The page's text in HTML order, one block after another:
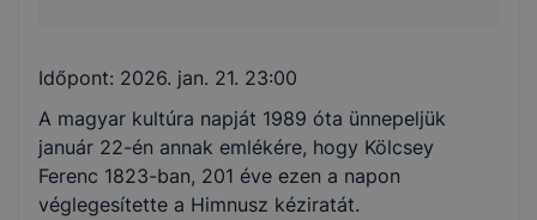
Időpont: 2026. jan. 21. 23:00
A magyar kultúra napját 1989 óta ünnepeljük
január 22-én annak emlékére, hogy Kölcsey
Ferenc 1823-ban, 201 éve ezen a napon
véglegesítette a Himnusz kéziratát.